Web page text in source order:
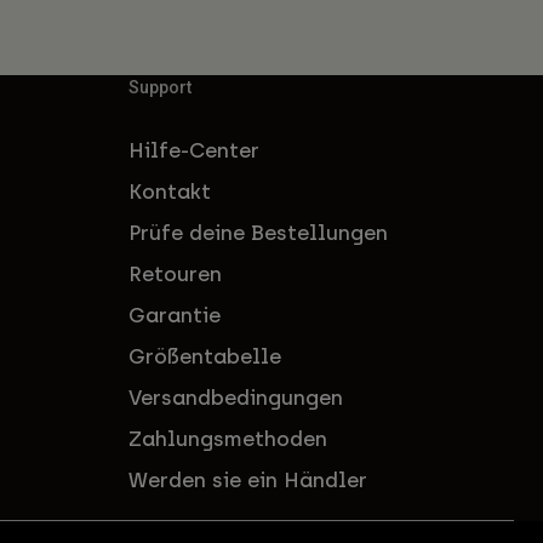
Support
Hilfe-Center
Kontakt
Prüfe deine Bestellungen
Retouren
Garantie
Größentabelle
Versandbedingungen
Zahlungsmethoden
Werden sie ein Händler